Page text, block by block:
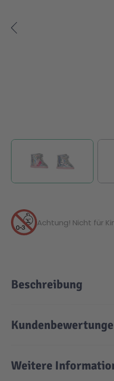
Achtung! Nicht für
Beschreibung
Weitere